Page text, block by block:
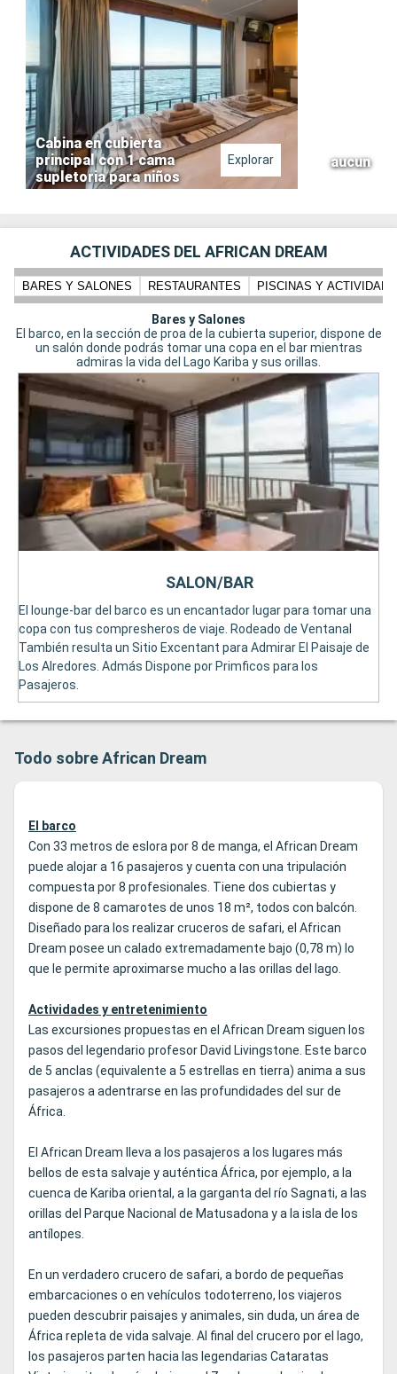
Cabina en cubierta
principal con 1 cama
supletoria para niños
Explorar aucun
ACTIVIDADES DEL AFRICAN DREAM
BARES Y SALONES RESTAURANTES PISCINAS Y
Bares y Salones
El barco, en la sección de proa de la cubierta superior, dispone de
un salón donde podrás tomar una copa en el bar mientras
admiras la vida del Lago Kariba y sus orillas.
El lounge-bar del barco es un encantador lugar para tomar una
copa con tus compresheros de viaje. Rodeado de Ventanal
También resulta un Sitio Excentant para Admirar El Paisaje de
Los Alredores. Admás Dispone por Primficos para los
Pasajeros.
SALON/BAR
Todo sobre African Dream
El barco
Con 33 metros de eslora por 8 de manga, el African Dream
puede alojar a 16 pasajeros y cuenta con una tripulación
compuesta por 8 profesionales. Tiene dos cubiertas y
dispone de 8 camarotes de unos 18 m², todos con balcón.
Diseñado para los realizar cruceros de safari, el African
Dream posee un calado extremadamente bajo (0,78 m) lo
que le permite aproximarse mucho a las orillas del lago.
Actividades y entretenimiento
Las excursiones propuestas en el African Dream siguen los
pasos del legendario profesor David Livingstone. Este barco
de 5 anclas (equivalente a 5 estrellas en tierra) anima a sus
pasajeros a adentrarse en las profundidades del sur de
África.
El African Dream lleva a los pasajeros a los lugares más
bellos de esta salvaje y auténtica África, por ejemplo, a la
cuenca de Kariba oriental, a la garganta del río Sagnati, a las
orillas del Parque Nacional de Matusadona y a la isla de los
antílopes.
En un verdadero crucero de safari, a bordo de pequeñas
embarcaciones o en vehículos todoterreno, los viajeros
pueden descubrir paisajes y animales, sin duda, un área de
África repleta de vida salvaje. Al final del crucero por el lago,
los pasajeros parten hacia las legendarias Cataratas